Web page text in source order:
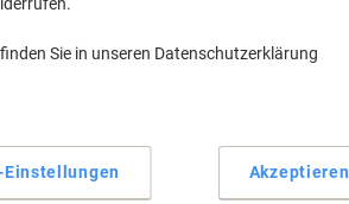
Schreibgeschwindigkeit bis 8 MB/s
Sie in unseren Datenschutzerklärung
Einstellungen Akzeptieren